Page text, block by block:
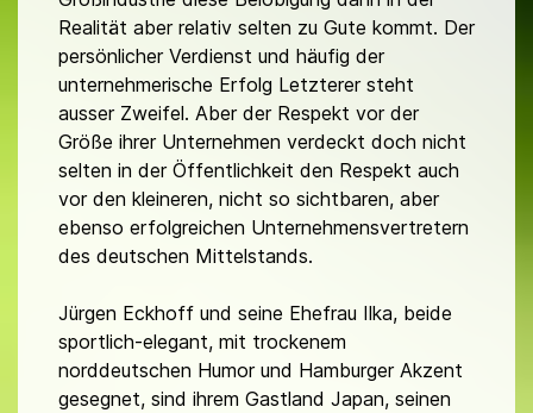
Realität aber relativ selten zu Gute kommt. Der
persönlicher Verdienst und häufig der
unternehmerische Erfolg Letzterer steht
ausser Zweifel. Aber der Respekt vor der
Größe ihrer Unternehmen verdeckt doch nicht
selten in der Öffentlichkeit den Respekt auch
vor den kleineren, nicht so sichtbaren, aber
ebenso erfolgreichen Unternehmensvertretern
des deutschen Mittelstands.
Jürgen Eckhoff und seine Ehefrau Ilka, beide
sportlich-elegant, mit trockenem
norddeutschen Humor und Hamburger Akzent
gesegnet, sind ihrem Gastland Japan, seinen